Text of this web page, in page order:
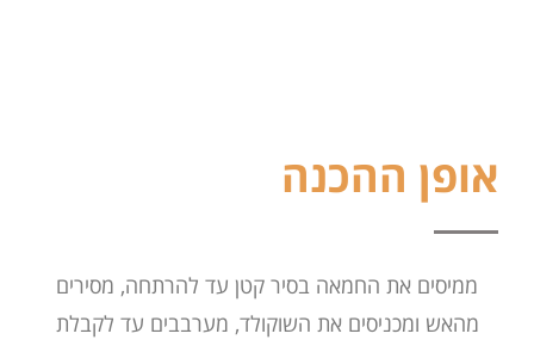
אופן ההכנה
ממיסים את החמאה בסיר קטן עד להרתחה, מסירים
מהאש ומכניסים את השוקולד, מערבבים עד לקבלת